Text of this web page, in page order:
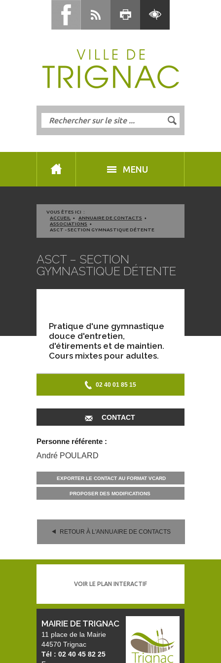
MENU
VOUS ÊTES ICI :
ACCUEIL
ANNUAIRE DE CONTACTS
ASSOCIATIONS
ASCT - SECTION GYMNASTIQUE DÉTENTE
ASCT – SECTION
GYMNASTIQUE DÉTENTE
Pratique d'une gymnastique
douce d'entretien,
d'étirements et de maintien.
Cours mixtes pour adultes.
02 40 01 85 15
CONTACT
Personne référente :
André POULARD
EXPORTER LE CONTACT AU FORMAT VCARD
PROPOSER DES MODIFICATIONS
RETOUR À L'ANNUAIRE DE CONTACTS
VOIR LE PLAN INTERACTIF
MAIRIE DE TRIGNAC
11 place de la Mairie
44570 Trignac
Tél : 02 40 45 82 25